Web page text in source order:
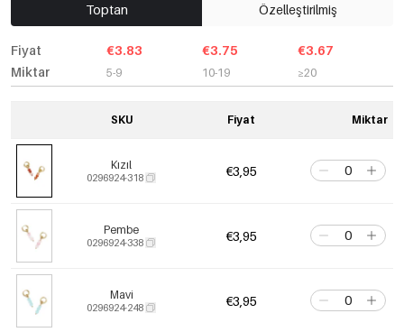
Toptan Özelleştirilmiş
Fiyat
Miktar
€3.83
5-9
€3.75
10-19
€3.67
≥20
SKU Fiyat Miktar
Kızıl
0296924-318 €3,95
Pembe
0296924-338 €3,95
Mavi
0296924-248 €3,95